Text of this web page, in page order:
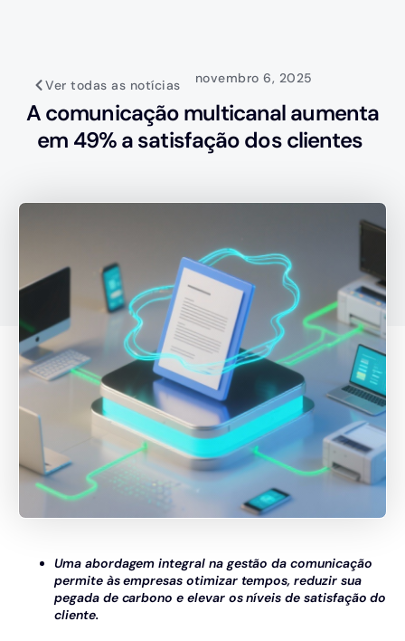
Ver todas as notícias novembro 6, 2025
A comunicação multicanal aumenta
em 49% a satisfação dos clientes
Uma abordagem integral na gestão da comunicação
permite às empresas otimizar tempos, reduzir sua
pegada de carbono e elevar os níveis de satisfação do
cliente.